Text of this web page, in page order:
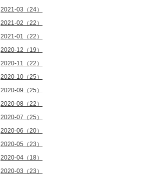
2021-03（24）
2021-02（22）
2021-01（22）
2020-12（19）
2020-11（22）
2020-10（25）
2020-09（25）
2020-08（22）
2020-07（25）
2020-06（20）
2020-05（23）
2020-04（18）
2020-03（23）